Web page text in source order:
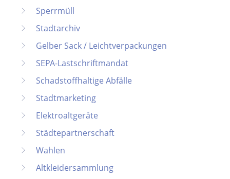
Sperrmüll
Stadtarchiv
Gelber Sack / Leichtverpackungen
SEPA-Lastschriftmandat
Schadstoffhaltige Abfälle
Stadtmarketing
Elektroaltgeräte
Städtepartnerschaft
Wahlen
Altkleidersammlung